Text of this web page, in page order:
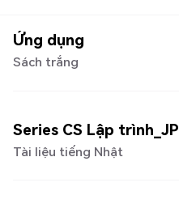
Ứng dụng
Sách trắng
Series CS Lập trình_JP
Tài liệu tiếng Nhật